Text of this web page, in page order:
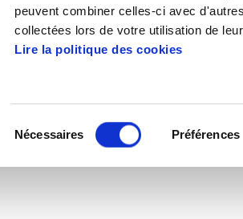
peuvent combiner celles-ci avec
collectées lors de votre utilisation de
Lire la politique des cookies
Nécessaires Préférences
Videos Adolfo Muñoz "Txiki"
Muñoz "Txiki"
2012/06/05